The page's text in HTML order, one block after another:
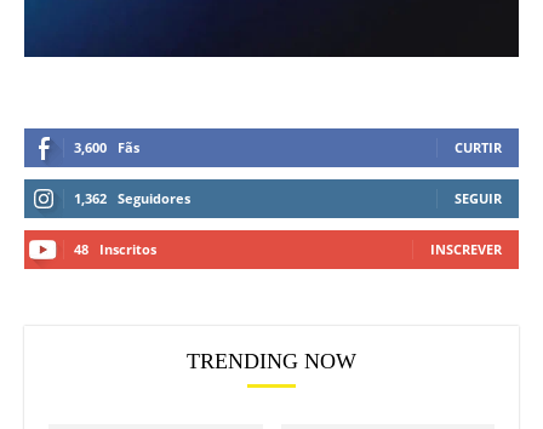
3,600 Fãs CURTIR
1,362 Seguidores SEGUIR
48 Inscritos INSCREVER
TRENDING NOW